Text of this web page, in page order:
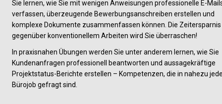
Sie lernen, wie Sie mit wenigen Anweisungen professionelle E-
verfassen, überzeugende Bewerbungsanschreiben erstellen und
komplexe Dokumente zusammenfassen können. Die Zeitersparnis
gegenüber konventionellem Arbeiten wird Sie überraschen!
In praxisnahen Übungen werden Sie unter anderem lernen, wie Sie
Kundenanfragen professionell beantworten und aussagekräftige
Projektstatus-Berichte erstellen – Kompetenzen, die in nahezu
Bürojob gefragt sind.